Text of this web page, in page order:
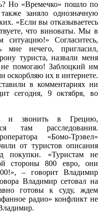
Но «Времечко» пошло по
заняло однозначную
«Если вы отказываетесь
что виноваты. Мы в
ситуацию!» Согласитесь,
нечего, пригласил,
туриста, назвали меня
не помогаю! Заблоцкий им
оскорбляю их в интернете.
в комментариях ни
сегодня, 9 октября, во
и звонить в Грецию,
там расследования.
«Бомо-Трэвел»
от туристов описания
покупки. «Туристам не
стороны 800 евро, они
– говорит Владимир
Владимир сетовал на
готовы к суду, ждем
радио» конфликт не